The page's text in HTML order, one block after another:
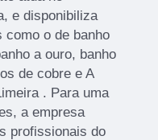
e disponibiliza
o de banho
a ouro, banho
de cobre e A
. Para uma
a empresa
profissionais do